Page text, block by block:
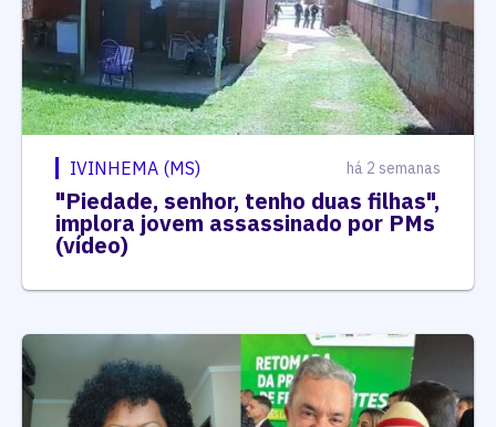
IVINHEMA (MS) há 2 semanas
"Piedade, senhor, tenho duas filhas",
implora jovem assassinado por PMs
(vídeo)